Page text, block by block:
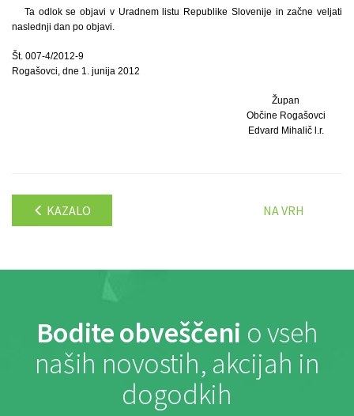
Ta odlok se objavi v Uradnem listu Republike Slovenije in začne veljati
naslednji dan po objavi.
Št. 007-4/2012-9
Rogašovci, dne 1. junija 2012
Župan
Občine Rogašovci
Edvard Mihalič l.r.
KAZALO NA VRH
Bodite obveščeni o vseh
naših novostih, akcijah in
dogodkih